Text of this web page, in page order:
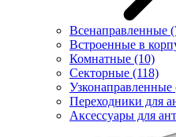
Всенаправленные
Встроенные в
Комнатные (10)
Секторные (118)
Узконаправленные
Переходники для
Аксессуары для